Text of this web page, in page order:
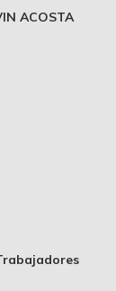
ACOSTA